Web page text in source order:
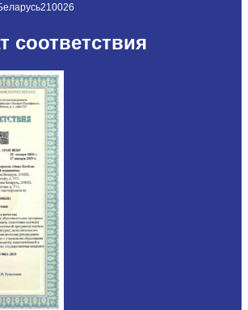
210026
соответствия